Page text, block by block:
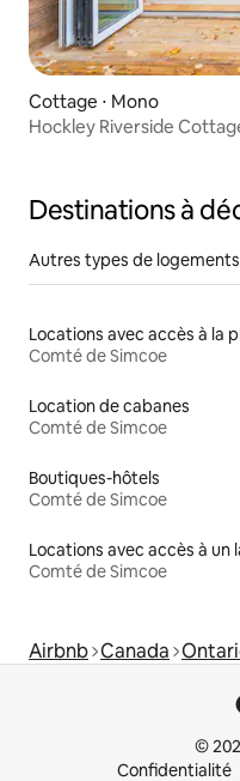
Cottage ⋅ Mono
Hockley Riverside
Destinations à
Autres types de logements
Comté de Simcoe
Location de cabanes
Comté de Simcoe
Boutiques-hôtels
Comté de Simcoe
Locations avec accès à un
Comté de Simcoe
Airbnb Canada
©
Confidentialité